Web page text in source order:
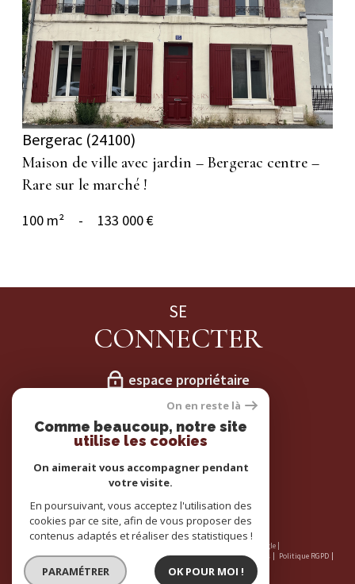
voir le bien
Bergerac (24100)
Maison de ville avec jardin – Bergerac centre –
Rare sur le marché !
100 m² - 133 000 €
SE
CONNECTER
espace propriétaire
NOS
ADHÉRENTS
© 2026 | Tous droits réservés | Traduction powered by Google |
Nos honoraires
Plan du site Mentions légales Admin Partenaires
Politique RGPD
Cookies
On en reste là
Comme beaucoup, notre site
utilise les cookies
On aimerait vous accompagner pendant
votre visite.
En poursuivant, vous acceptez l'utilisation des
cookies par ce site, afin de vous proposer des
contenus adaptés et réaliser des statistiques !
PARAMÉTRER OK POUR MOI !